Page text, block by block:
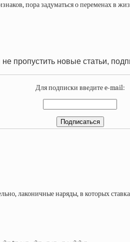
пора задуматься о переменах в
пропустить новые статьи,
Для подписки введите e-mail: